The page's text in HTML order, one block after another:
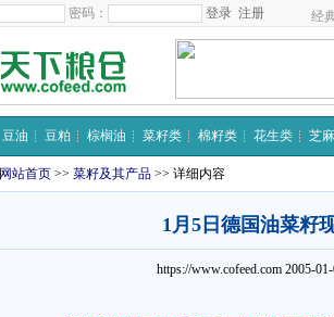
密码： 注册 经
豆油 豆粕 棕榈油 菜籽类 棉籽类 花生类 芝
网站首页 >> 菜籽及其产品 >> 详细内容
1月5日德国油菜籽
https://www.cofeed.com 2005-